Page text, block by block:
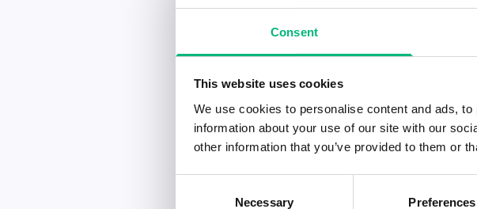
Consent
This website uses cookies
We use cookies to personalise content and ads,
information about your use of our site with our
other information that you’ve provided to them or
Necessary Preferences